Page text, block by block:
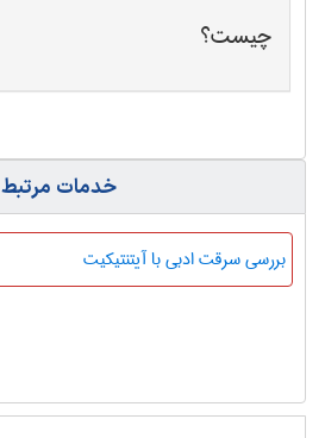
چیست؟
خدمات مرتبط
بررسی سرقت ادبی با آیتنتیکیت